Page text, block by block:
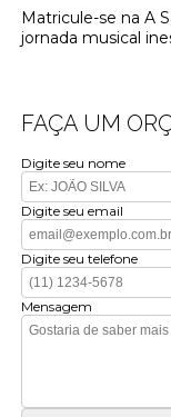
Matricule-se na A
jornada musical
FAÇA UM
Digite seu nome
Digite seu email
Digite seu telefone
Mensagem